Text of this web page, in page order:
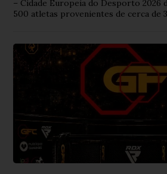
– Cidade Europeia do Desporto 2026
500 atletas provenientes de cerca de